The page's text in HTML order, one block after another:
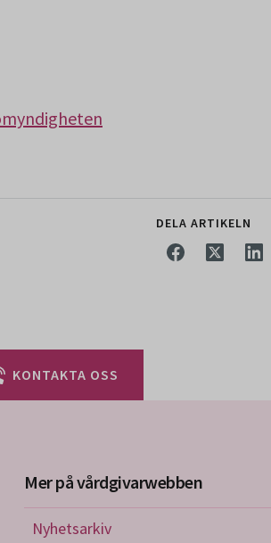
DELA ARTIKELN
KONTAKTA OSS
Mer på vårdgivarwebben
Nyhetsarkiv